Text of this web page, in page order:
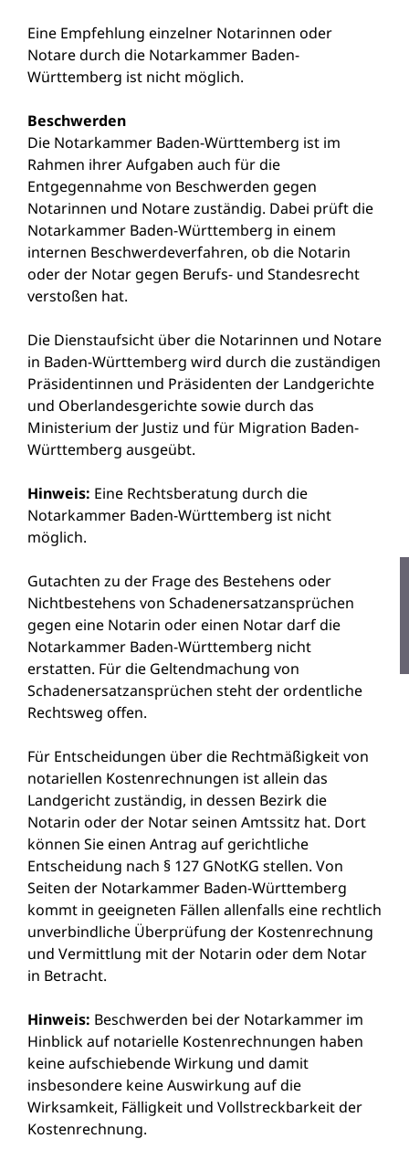
Eine Empfehlung einzelner Notarinnen oder
Notare durch die Notarkammer Baden-
Württemberg ist nicht möglich.
Beschwerden
Die Notarkammer Baden-Württemberg ist im
Rahmen ihrer Aufgaben auch für die
Entgegennahme von Beschwerden gegen
Notarinnen und Notare zuständig. Dabei prüft die
Notarkammer Baden-Württemberg in einem
internen Beschwerdeverfahren, ob die Notarin
oder der Notar gegen Berufs- und Standesrecht
verstoßen hat.
Die Dienstaufsicht über die Notarinnen und Notare
in Baden-Württemberg wird durch die zuständigen
Präsidentinnen und Präsidenten der Landgerichte
und Oberlandesgerichte sowie durch das
Ministerium der Justiz und für Migration Baden-
Württemberg ausgeübt.
Hinweis: Eine Rechtsberatung durch die
Notarkammer Baden-Württemberg ist nicht
möglich.
Gutachten zu der Frage des Bestehens oder
Nichtbestehens von Schadenersatzansprüchen
gegen eine Notarin oder einen Notar darf die
Notarkammer Baden-Württemberg nicht
erstatten. Für die Geltendmachung von
Schadenersatzansprüchen steht der ordentliche
Rechtsweg offen.
Für Entscheidungen über die Rechtmäßigkeit von
notariellen Kostenrechnungen ist allein das
Landgericht zuständig, in dessen Bezirk die
Notarin oder der Notar seinen Amtssitz hat. Dort
können Sie einen Antrag auf gerichtliche
Entscheidung nach § 127 GNotKG stellen. Von
Seiten der Notarkammer Baden-Württemberg
kommt in geeigneten Fällen allenfalls eine rechtlich
unverbindliche Überprüfung der Kostenrechnung
und Vermittlung mit der Notarin oder dem Notar
in Betracht.
Hinweis: Beschwerden bei der Notarkammer im
Hinblick auf notarielle Kostenrechnungen haben
keine aufschiebende Wirkung und damit
insbesondere keine Auswirkung auf die
Wirksamkeit, Fälligkeit und Vollstreckbarkeit der
Kostenrechnung.